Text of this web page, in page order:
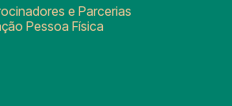
e Parcerias
Pessoa Física